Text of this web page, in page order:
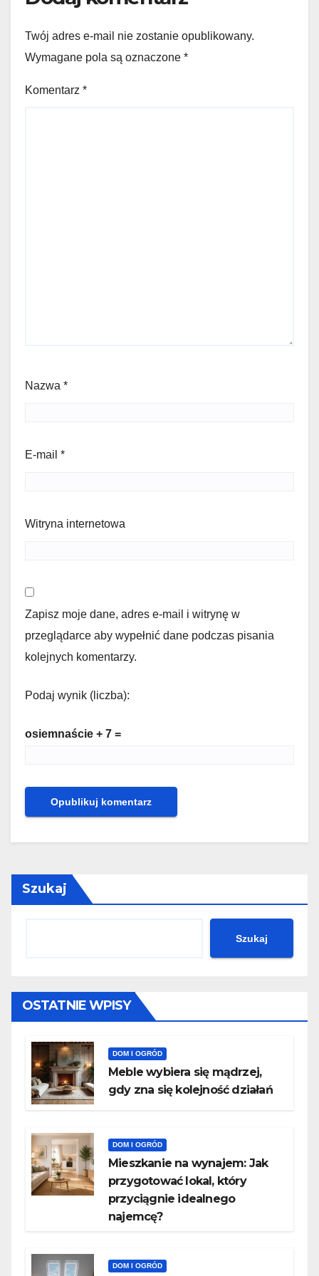
Twój adres e-mail nie zostanie opublikowany.
Wymagane pola są oznaczone *
Komentarz *
Nazwa *
E-mail *
Witryna internetowa
Zapisz moje dane, adres e-mail i witrynę w
przeglądarce aby wypełnić dane podczas pisania
kolejnych komentarzy.
Podaj wynik (liczba):
osiemnaście + 7 =
Szukaj
Szukaj
OSTATNIE WPISY
DOM I OGRÓD
Meble wybiera się mądrzej,
gdy zna się kolejność działań
DOM I OGRÓD
Mieszkanie na wynajem: Jak
przygotować lokal, który
przyciągnie idealnego
najemcę?
DOM I OGRÓD